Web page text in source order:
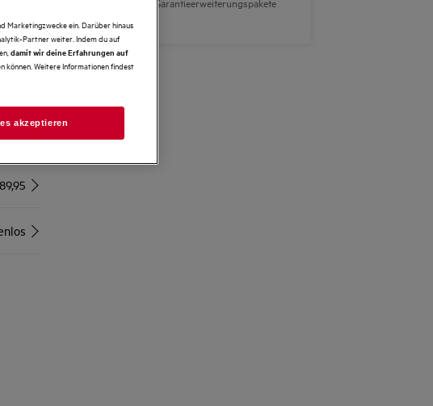
Marketingzwecke ein. Darüber hinaus
Partner weiter. Indem du auf
damit wir deine Erfahrungen auf
können. Weitere Informationen findest
akzeptieren